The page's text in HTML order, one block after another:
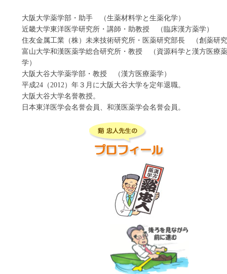
大阪大学薬学部・助手 （生薬材料学と生薬化学）
近畿大学東洋医学研究所・講師・助教授 （臨床漢方薬学）
住友金属工業（株）未来技術研究所・医薬研究部長 （創薬研
富山大学和漢医薬学総合研究所・教授 （資源科学と漢方医療薬
学）
大阪大谷大学薬学部・教授 （漢方医療薬学）
平成24（2012）年３月に大阪大谷大学を定年退職。
大阪大谷大学名誉教授。
日本東洋医学会名誉会員、和漢医薬学会名誉会員。